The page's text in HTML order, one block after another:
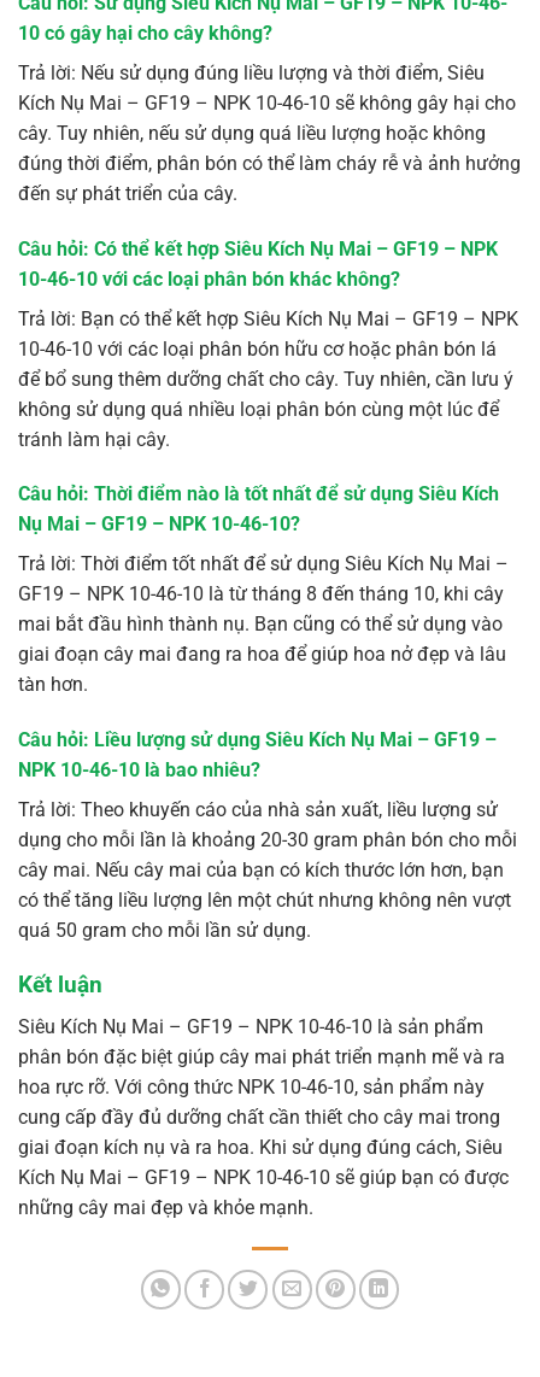
10 có gây hại cho cây không?
Trả lời: Nếu sử dụng đúng liều lượng và thời điểm, Siêu
Kích Nụ Mai – GF19 – NPK 10-46-10 sẽ không gây hại cho
cây. Tuy nhiên, nếu sử dụng quá liều lượng hoặc không
đúng thời điểm, phân bón có thể làm cháy rễ và ảnh hưởng
đến sự phát triển của cây.
Câu hỏi: Có thể kết hợp Siêu Kích Nụ Mai – GF19 – NPK
10-46-10 với các loại phân bón khác không?
Trả lời: Bạn có thể kết hợp Siêu Kích Nụ Mai – GF19 – NPK
10-46-10 với các loại phân bón hữu cơ hoặc phân bón lá
để bổ sung thêm dưỡng chất cho cây. Tuy nhiên, cần lưu ý
không sử dụng quá nhiều loại phân bón cùng một lúc để
tránh làm hại cây.
Câu hỏi: Thời điểm nào là tốt nhất để sử dụng Siêu Kích
Nụ Mai – GF19 – NPK 10-46-10?
Trả lời: Thời điểm tốt nhất để sử dụng Siêu Kích Nụ Mai –
GF19 – NPK 10-46-10 là từ tháng 8 đến tháng 10, khi cây
mai bắt đầu hình thành nụ. Bạn cũng có thể sử dụng vào
giai đoạn cây mai đang ra hoa để giúp hoa nở đẹp và lâu
tàn hơn.
Câu hỏi: Liều lượng sử dụng Siêu Kích Nụ Mai – GF19 –
NPK 10-46-10 là bao nhiêu?
Trả lời: Theo khuyến cáo của nhà sản xuất, liều lượng sử
dụng cho mỗi lần là khoảng 20-30 gram phân bón cho mỗi
cây mai. Nếu cây mai của bạn có kích thước lớn hơn, bạn
có thể tăng liều lượng lên một chút nhưng không nên vượt
quá 50 gram cho mỗi lần sử dụng.
Kết luận
Siêu Kích Nụ Mai – GF19 – NPK 10-46-10 là sản phẩm
phân bón đặc biệt giúp cây mai phát triển mạnh mẽ và ra
hoa rực rỡ. Với công thức NPK 10-46-10, sản phẩm này
cung cấp đầy đủ dưỡng chất cần thiết cho cây mai trong
giai đoạn kích nụ và ra hoa. Khi sử dụng đúng cách, Siêu
Kích Nụ Mai – GF19 – NPK 10-46-10 sẽ giúp bạn có được
những cây mai đẹp và khỏe mạnh.